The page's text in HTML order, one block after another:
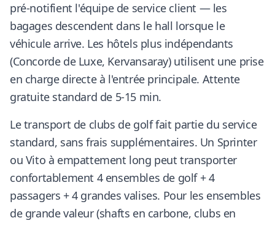
pré-notifient l'équipe de service client — les
bagages descendent dans le hall lorsque le
véhicule arrive. Les hôtels plus indépendants
(Concorde de Luxe, Kervansaray) utilisent une prise
en charge directe à l'entrée principale. Attente
gratuite standard de 5-15 min.
Le transport de clubs de golf fait partie du service
standard, sans frais supplémentaires. Un Sprinter
ou Vito à empattement long peut transporter
confortablement 4 ensembles de golf + 4
passagers + 4 grandes valises. Pour les ensembles
de grande valeur (shafts en carbone, clubs en